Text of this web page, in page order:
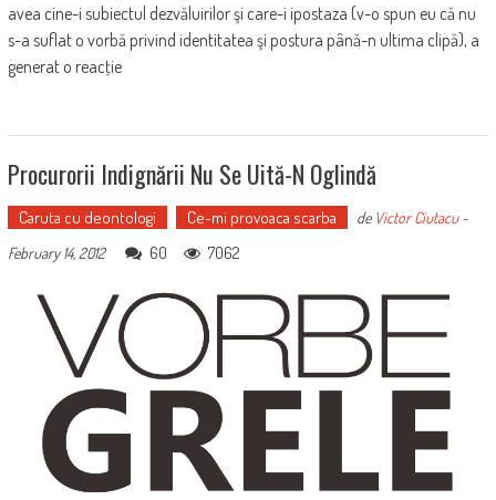
avea cine-i subiectul dezvăluirilor şi care-i ipostaza (v-o spun eu că nu
s-a suflat o vorbă privind identitatea şi postura până-n ultima clipă), a
generat o reacţie
Procurorii Indignării Nu Se Uită-N Oglindă
Caruta cu deontologi Ce-mi provoaca scarba de Victor Ciutacu-
February 14, 2012
60 7062